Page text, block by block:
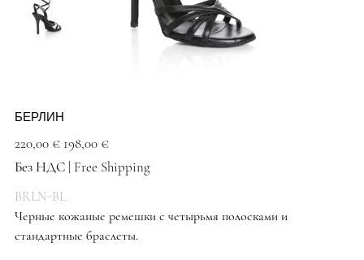
БЕРЛИН
Первоначальная
цена
220,00 € Спеццена
198,00 €
Без НДС | Free Shipping
BRLN-BL
Черные кожаные ремешки с четырьмя полосками и
стандартные браслеты.